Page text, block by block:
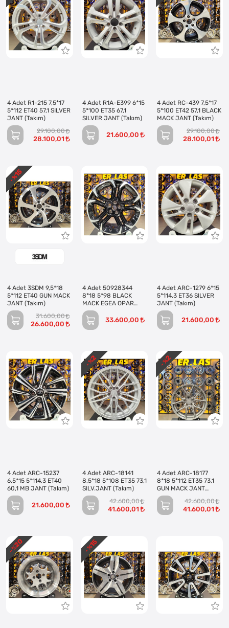
4 Adet R1-215 7,5*17
5*112 ET40 57,1 SILVER
JANT (Takım)
29.100,00
28.100,01
4 Adet R1A-E399 6*15
5*100 ET35 67,1
SILVER JANT (Takım)
21.600,00
4 Adet RC-439 7,5*17
5*100 ET42 57,1 BLACK
MACK JANT (Takım)
29.100,00
28.100,01
4 Adet 3SDM 9,5*18
5*112 ET40 GUN MACK
JANT (Takım)
31.600,00
26.600,00
- %
15
4 Adet 50928344
8*18 5*98 BLACK
MACK EGEA OPAR
JANT (Takım)
33.600,00
4 Adet ARC-1279 6*15
5*114,3 ET36 SILVER
JANT (Takım)
21.600,00
4 Adet ARC-15237
6,5*15 5*114,3 ET40
60,1 MB JANT (Takım)
21.600,00
4 Adet ARC-18141
8,5*18 5*108 ET35 73,1
SILV.JANT (Takım)
42.600,00
41.600,01
- %
2
4 Adet ARC-18177
8*18 5*112 ET35 73,1
GUN MACK JANT
(Takım)
42.600,00
41.600,01
- %
2
- %
20
- %
15